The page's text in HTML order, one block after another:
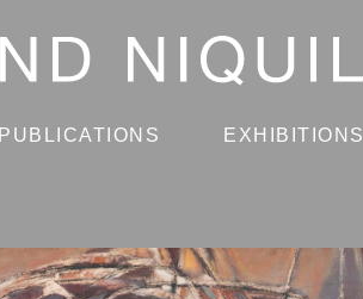
PUBLICATIONS EXHIBITIONS